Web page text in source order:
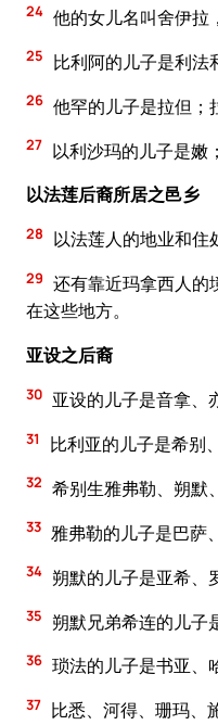
24 他的女儿名叫舍伊拉
25 比利阿的儿子是利法
26 他罕的儿子是拉但；
27 以利沙玛的儿子是嫩
以法莲后裔所居之邑乡
28 以法莲人的地业和住
29 还有靠近玛拿西人的
在这些地方。
亚设之后裔
30 亚设的儿子是音拿、
31 比利亚的儿子是希别
32 希别生雅弗勒、朔默
33 雅弗勒的儿子是巴萨
34 朔默的儿子是亚希、
35 朔默兄弟希连的儿子
36 琐法的儿子是书亚、
37 比悉、河得、珊玛、